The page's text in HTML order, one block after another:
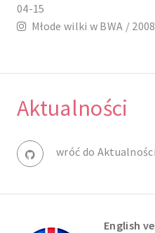
04-15
Młode wilki w BWA /
Aktualności
wróć do Aktualności
English